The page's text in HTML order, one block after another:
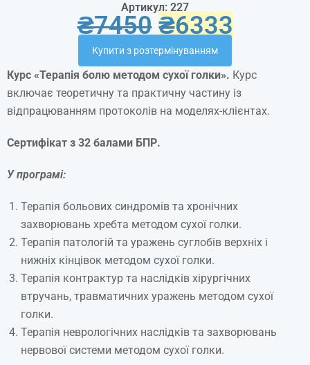
Артикул: 227
₴7450 ₴6333
Купити з розтермінуванням
Курс «Терапія болю методом сухої голки». Курс
включає теоретичну та практичну частину із
відпрацюванням протоколів на моделях-клієнтах.
Сертифікат з 32 балами БПР.
У програмі:
Терапія больових синдромів та хронічних
захворювань хребта методом сухої голки.
Терапія патологій та уражень суглобів верхніх і
нижніх кінцівок методом сухої голки.
Терапія контрактур та наслідків хірургічних
втручань, травматичних уражень методом сухої
голки.
Терапія неврологічних наслідків та захворювань
нервової системи методом сухої голки.